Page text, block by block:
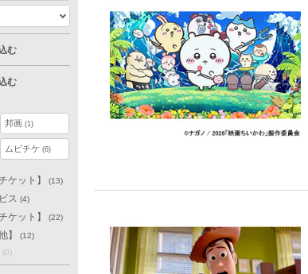
む
む
邦画 (1)
ムビチケ (6)
ケット】 (13)
ス (4)
ケット】 (22)
】 (12)
(0)